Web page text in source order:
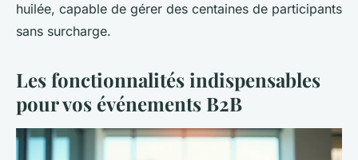
huilée, capable de gérer des centaines de participants
sans surcharge.
Les fonctionnalités indispensables
pour vos événements B2B